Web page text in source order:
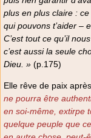
plus en plus claire :
qui pouvons t’aider –
C’est tout ce qu’il
c’est aussi la seule
Dieu. » (p.175)
Elle rêve de paix
ne pourra être
en soi-même, extirpe
quelque peuple que